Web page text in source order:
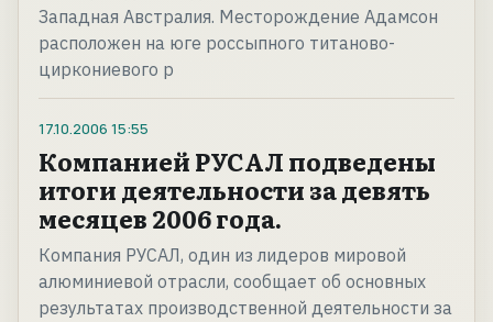
Западная Австралия. Месторождение Адамсон
расположен на юге россыпного титаново-
циркониевого р
17.10.2006 15:55
Компанией РУСАЛ подведены
итоги деятельности за девять
месяцев 2006 года.
Компания РУСАЛ, один из лидеров мировой
алюминиевой отрасли, сообщает об основных
результатах производственной деятельности за